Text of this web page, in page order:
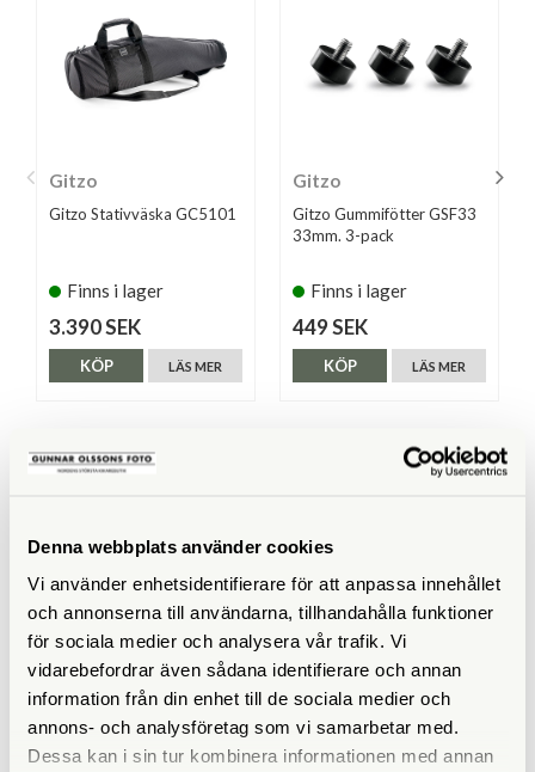
Denna webbplats använder cookies
Vi använder enhetsidentifierare för att anpassa innehållet
och annonserna till användarna, tillhandahålla funktioner
för sociala medier och analysera vår trafik. Vi
vidarebefordrar även sådana identifierare och annan
information från din enhet till de sociala medier och
annons- och analysföretag som vi samarbetar med.
Dessa kan i sin tur kombinera informationen med annan
Gitzo
Gitzo Stativväska GC5101
Finns i lager
3.390 SEK
LÄS MER
KÖP
Gitzo
Gitzo Gummifötter GSF33
33mm. 3-pack
Finns i lager
449 SEK
LÄS MER
KÖP